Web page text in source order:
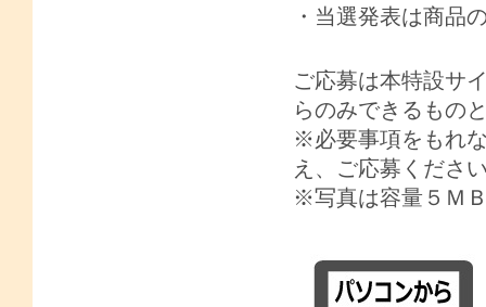
・当選発表は商
ご応募は本特設サ
らのみできるもの
※必要事項をもれ
え、ご応募くださ
※写真は容量５Ｍ